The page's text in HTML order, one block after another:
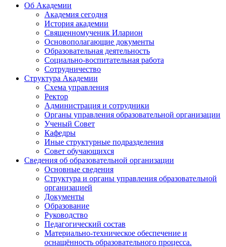
Об Академии
Академия сегодня
История академии
Священномученик Иларион
Основополагающие документы
Образовательная деятельность
Социально-воспитательная работа
Сотрудничество
Структура Академии
Схема управления
Ректор
Администрация и сотрудники
Органы управления образовательной организации
Ученый Совет
Кафедры
Иные структурные подразделения
Совет обучающихся
Сведения об образовательной организации
Основные сведения
Структура и органы управления образовательной
организацией
Документы
Образование
Руководство
Педагогический состав
Материально-техническое обеспечение и
оснащённость образовательного процесса.